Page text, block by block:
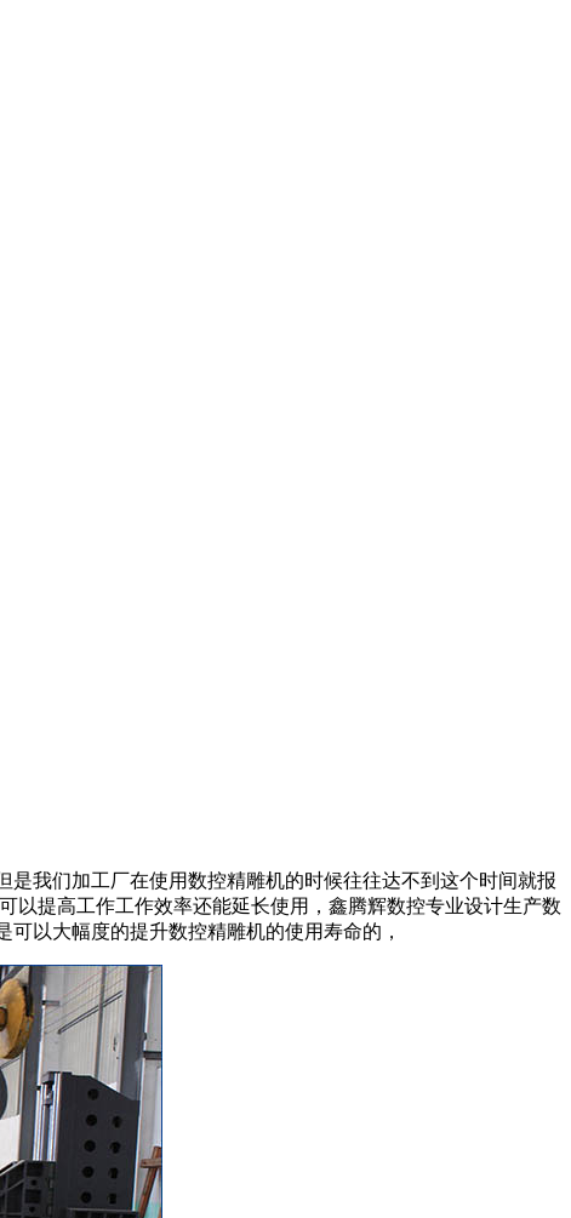
我们加工厂在使用数控精雕机的时候往往达不到这个时间就报
以提高工作工作效率还能延长使用，鑫腾辉数控专业设计生产数
以大幅度的提升数控精雕机的使用寿命的，